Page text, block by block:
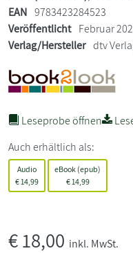
EAN 9783423284523
Veröffentlicht Februar
Verlag/Hersteller dtv
Leseprobe öffnen
Auch erhältlich als:
Audio
€14,99
eBook (epub)
€14,99
€18,00 inkl. MwSt.